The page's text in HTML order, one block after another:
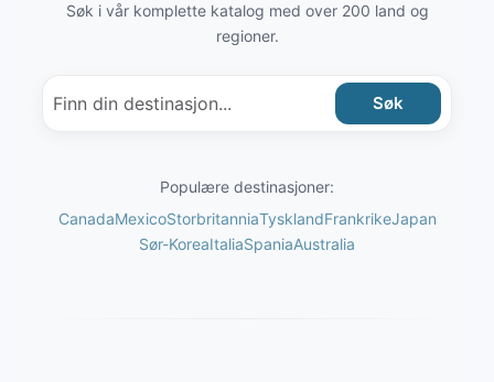
Søk i vår komplette katalog med over 200 land og
regioner.
Søk
Populære destinasjoner:
CanadaMexicoStorbritanniaTysklandFrankrikeJapan
Sør-KoreaItaliaSpaniaAustralia